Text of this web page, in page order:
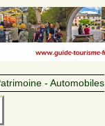
- Automobiles